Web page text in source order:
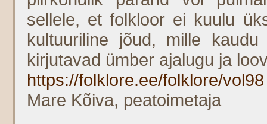
sellele, et folkloor ei kuulu
kultuuriline jõud, mille kaudu
kirjutavad ümber ajalugu ja
https://folklore.ee/folklore/vol98
Mare Kõiva, peatoimetaja